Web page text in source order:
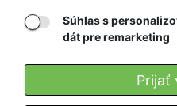
Súhlas s
dát pre remarketing
Prijať